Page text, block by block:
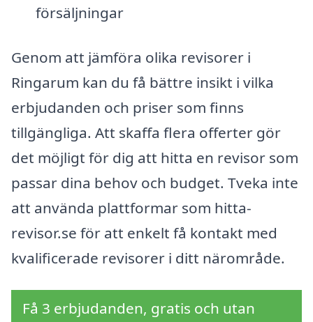
försäljningar
Genom att jämföra olika revisorer i
Ringarum kan du få bättre insikt i vilka
erbjudanden och priser som finns
tillgängliga. Att skaffa flera offerter gör
det möjligt för dig att hitta en revisor som
passar dina behov och budget. Tveka inte
att använda plattformar som hitta-
revisor.se för att enkelt få kontakt med
kvalificerade revisorer i ditt närområde.
Få 3 erbjudanden, gratis och utan